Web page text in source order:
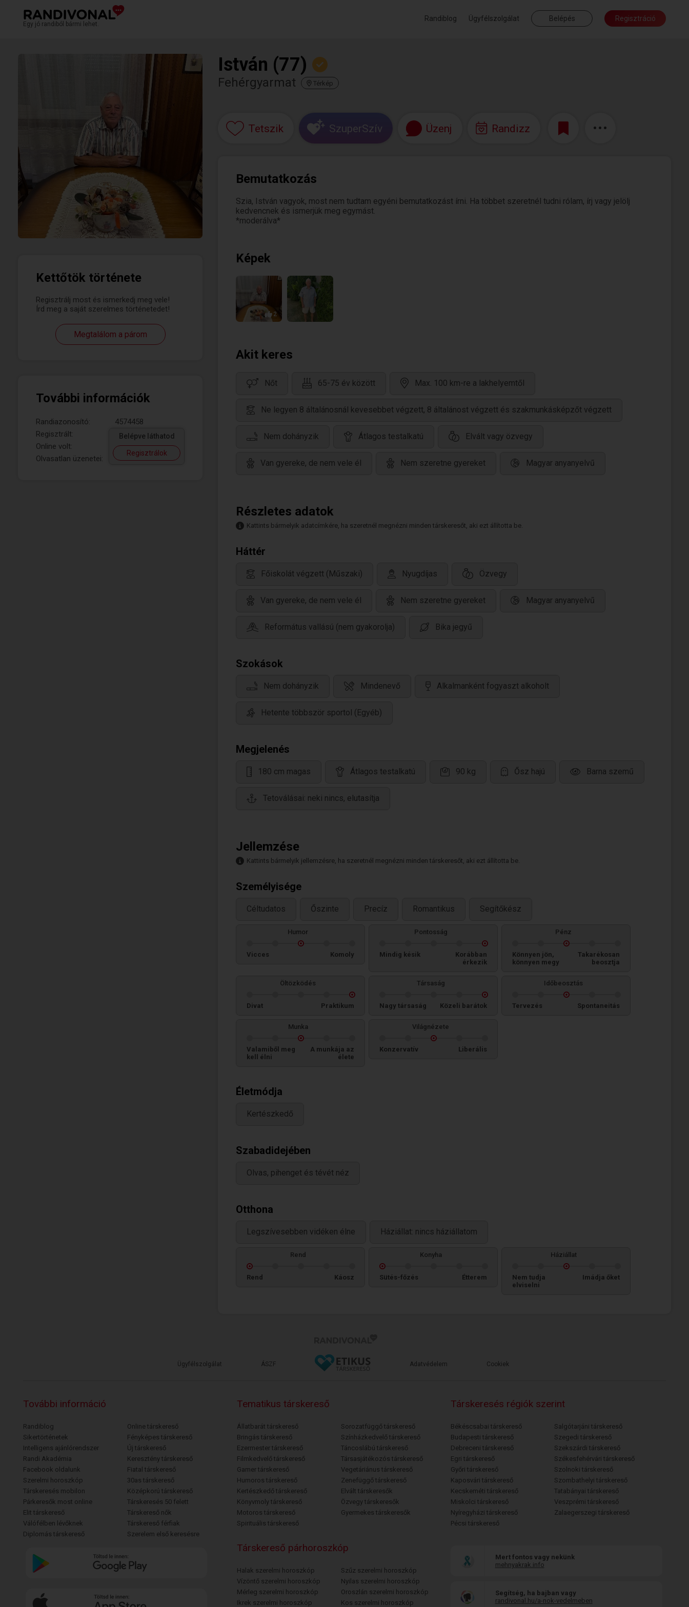
Egy jó randiból bármi lehet.
Randiblog Ügyfélszolgálat Belépés Regisztráció
Kettőtök története
Regisztrálj most és ismerkedj meg vele!
Írd meg a saját szerelmes történetedet!
Megtalálom a párom
További információk
Randiazonosító:
4574458
Regisztrált:
Online volt:
Olvasatlan üzenetei:
Belépve láthatod
Regisztrálok
István (77)
Fehérgyarmat Térkép
Tetszik SzuperSzív Üzenj Randizz
Bemutatkozás
Szia, István vagyok, most nem tudtam egyéni bemutatkozást írni. Ha többet szeretnél tudni rólam, írj vagy jelölj
kedvencnek és ismerjük meg egymást.
*moderálva*
Képek
2
Akit keres
Nőt 65-75 év között Max. 100 km-re a lakhelyemtől
Ne legyen 8 általánosnál kevesebbet végzett, 8 általánost végzett és szakmunkásképzőt végzett
Nem dohányzik Átlagos testalkatú Elvált vagy özvegy
Van gyereke, de nem vele él Nem szeretne gyereket Magyar anyanyelvű
Részletes adatok
Kattints bármelyik adatcímkére, ha szeretnél megnézni minden társkeresőt, aki ezt állította be.
Háttér
Főiskolát végzett (Műszaki) Nyugdíjas Özvegy
Van gyereke, de nem vele él Nem szeretne gyereket Magyar anyanyelvű
Református vallású (nem gyakorolja) Bika jegyű
Szokások
Nem dohányzik Mindenevő Alkalmanként fogyaszt alkoholt
Hetente többször sportol (Egyéb)
Megjelenés
180 cm magas Átlagos testalkatú 90 kg Ősz hajú Barna szemű
Tetoválásai: neki nincs, elutasítja
Jellemzése
Kattints bármelyik jellemzésre, ha szeretnél megnézni minden társkeresőt, aki ezt állította be.
Személyisége
Céltudatos Őszinte Precíz Romantikus Segítőkész
Humor
Vicces Komoly
Pontosság
Mindig késik
Korábban
érkezik
Pénz
Könnyen jön,
könnyen megy
Takarékosan
beosztja
Öltözködés
Divat Praktikum
Társaság
Nagy társaság Közeli barátok
Időbeosztás
Tervezés Spontaneitás
Munka
Valamiből meg
kell élni
A munkája az
élete
Világnézete
Konzervatív Liberális
Életmódja
Kertészkedő
Szabadidejében
Olvas, pihenget és tévét néz
Otthona
Legszívesebben vidéken élne Háziállat: nincs háziállatom
Rend
Rend Káosz
Konyha
Sütés-főzés Étterem
Háziállat
Nem tudja
elviselni
Imádja őket
Ügyfélszolgálat ÁSZF Adatvédelem Cookiek
További információ
Randiblog
Sikertörténetek
Intelligens ajánlórendszer
Randi Akadémia
Facebook oldalunk
Szerelmi horoszkóp
Társkeresés mobilon
Párkeresők most online
Elit társkereső
Válófélben lévőknek
Diplomás társkereső
Online társkereső
Fényképes társkereső
Új társkereső
Keresztény társkereső
Fiatal társkereső
30as társkereső
Középkorú társkereső
Társkeresés 50 felett
Társkereső nők
Társkereső férfiak
Szerelem első keresésre
Tematikus társkereső
Állatbarát társkereső
Bringás társkereső
Ezermester társkereső
Filmkedvelő társkereső
Gamer társkereső
Humoros társkereső
Kertészkedő társkereső
Könyvmoly társkereső
Motoros társkereső
Spirituális társkereső
Sorozatfüggő társkereső
Színházkedvelő társkereső
Táncoslábú társkereső
Társasjátékozós társkereső
Vegetáriánus társkereső
Zenefüggő társkereső
Elvált társkeresők
Özvegy társkeresők
Gyermekes társkeresők
Társkeresés régiók szerint
Békéscsabai társkereső
Budapesti társkereső
Debreceni társkereső
Egri társkereső
Győri társkereső
Kaposvári társkereső
Kecskeméti társkereső
Miskolci társkereső
Nyíregyházi társkereső
Pécsi társkereső
Salgótarjáni társkereső
Szegedi társkereső
Szekszárdi társkereső
Székesfehérvári társkereső
Szolnoki társkereső
Szombathelyi társkereső
Tatabányai társkereső
Veszprémi társkereső
Zalaegerszegi társkereső
Társkereső párhoroszkóp
Halak szerelmi horoszkóp
Vízöntő szerelmi horoszkóp
Mérleg szerelmi horoszkóp
Ikrek szerelmi horoszkóp
Szűz szerelmi horoszkóp
Nyilas szerelmi horoszkóp
Oroszlán szerelmi horoszkóp
Kos szerelmi horoszkóp
Mert fontos vagy nekünk
mehnyakrak.info
Segítség, ha bajban vagy
randivonal.hu/a-nok-vedelmeben